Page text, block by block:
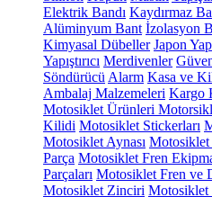
Elektrik Bandı Kaydırmaz
Alüminyum Bant İzolasyon
Kimyasal Dübeller Japon
Yapıştırıcı Merdivenler
Söndürücü Alarm Kasa ve
Ambalaj Malzemeleri Kargo
Motosiklet Ürünleri
Kilidi Motosiklet Stickerları
Motosiklet Aynası Motosiklet
Parça Motosiklet Fren
Parçaları Motosiklet Fren ve
Motosiklet Zinciri